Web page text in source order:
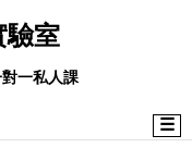
驗室
一私人課
☰